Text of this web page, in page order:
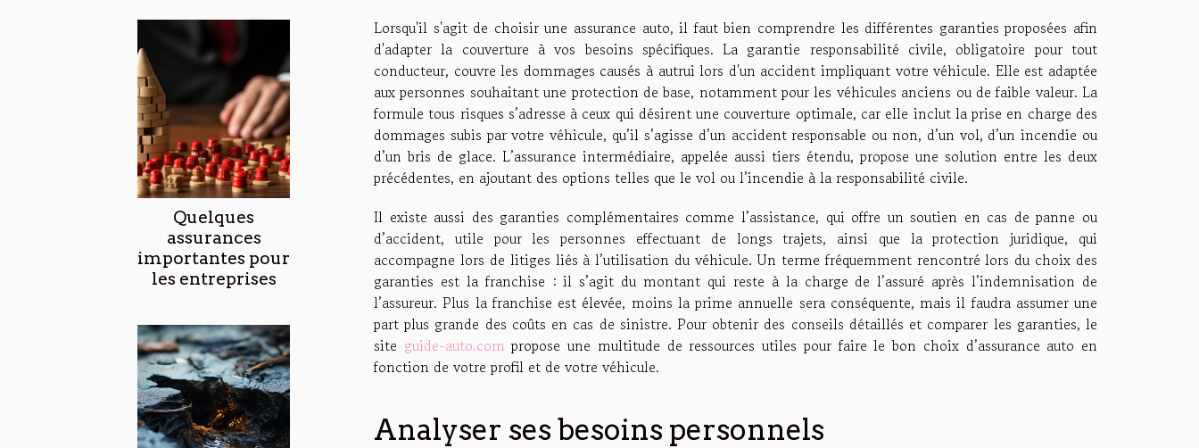
Quelques
assurances
importantes pour
les entreprises
Lorsqu'il s'agit de choisir une assurance auto, il faut bien comprendre les différentes garanties proposées afin
d'adapter la couverture à vos besoins spécifiques. La garantie responsabilité civile, obligatoire pour tout
conducteur, couvre les dommages causés à autrui lors d'un accident impliquant votre véhicule. Elle est adaptée
aux personnes souhaitant une protection de base, notamment pour les véhicules anciens ou de faible valeur. La
formule tous risques s’adresse à ceux qui désirent une couverture optimale, car elle inclut la prise en charge des
dommages subis par votre véhicule, qu’il s’agisse d’un accident responsable ou non, d’un vol, d’un incendie ou
d’un bris de glace. L’assurance intermédiaire, appelée aussi tiers étendu, propose une solution entre les deux
précédentes, en ajoutant des options telles que le vol ou l’incendie à la responsabilité civile.
Il existe aussi des garanties complémentaires comme l’assistance, qui offre un soutien en cas de panne ou
d’accident, utile pour les personnes effectuant de longs trajets, ainsi que la protection juridique, qui
accompagne lors de litiges liés à l’utilisation du véhicule. Un terme fréquemment rencontré lors du choix des
garanties est la franchise : il s’agit du montant qui reste à la charge de l’assuré après l’indemnisation de
l’assureur. Plus la franchise est élevée, moins la prime annuelle sera conséquente, mais il faudra assumer une
part plus grande des coûts en cas de sinistre. Pour obtenir des conseils détaillés et comparer les garanties, le
site guide-auto.com propose une multitude de ressources utiles pour faire le bon choix d’assurance auto en
fonction de votre profil et de votre véhicule.
Analyser ses besoins personnels